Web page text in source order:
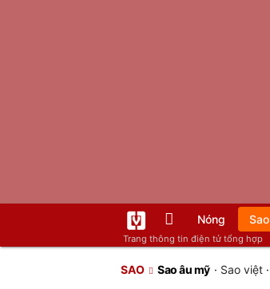
Trang thông tin điện tử tổng hợp
Nóng Sao
SAO Sao âu mỹ · Sao việt·